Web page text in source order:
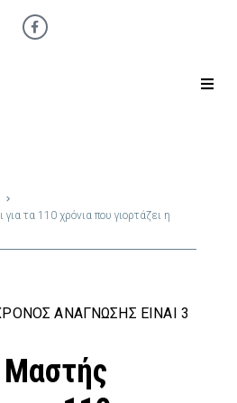
τα 110 χρόνια που γιορτάζει η
ΑΝΆΓΝΩΣΗΣ ΕΊΝΑΙ 3